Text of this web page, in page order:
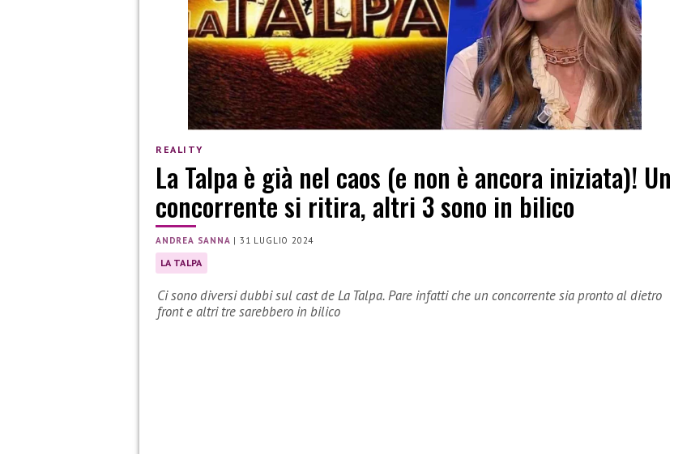
REALITY
La Talpa è già nel caos (e non è ancora iniziata)! Un
concorrente si ritira, altri 3 sono in bilico
ANDREA SANNA |31 LUGLIO 2024
LA TALPA
Ci sono diversi dubbi sul cast de La Talpa. Pare infatti che un concorrente sia pronto al dietro
front e altri tre sarebbero in bilico